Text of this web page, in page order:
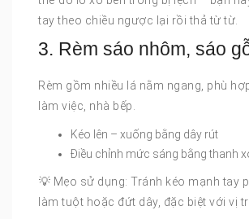
tay theo chiều ngược lại rồi thả từ từ.
3. Rèm sáo nhôm, sáo
Rèm gồm nhiều lá nằm ngang, phù
làm việc, nhà bếp.
Kéo lên – xuống bằng dây rút
Điều chỉnh mức sáng bằng thanh
️💡 Mẹo sử dụng: Tránh kéo mạnh tay
làm tuột hoặc đứt dây, đặc biệt với vị